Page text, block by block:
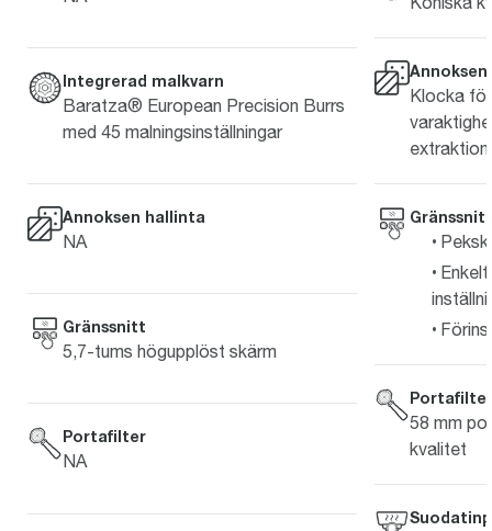
Integrerad malkvarn
Baratza® European Precision Burrs
med 45 malningsinställningar
Annoksen hallinta
NA
Gränssnitt
5,7-tums högupplöst skärm
Portafilter
NA
Klocka
Gränssnitt
Portafilter
58 mm
kvalitet